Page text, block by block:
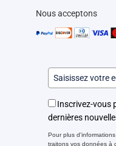
Nous acceptons
Inscrivez-vous
dernières
Pour plus
traitons vos données à